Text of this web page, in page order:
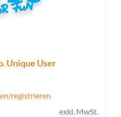
Unique User
registrieren
exkl. MwSt.